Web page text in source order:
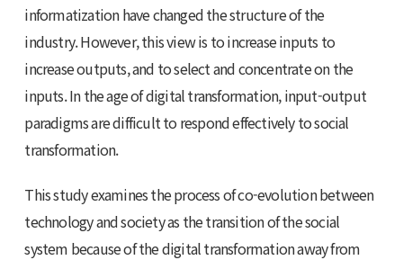
informatization have changed the structure of the
industry. However, this view is to increase inputs to
increase outputs, and to select and concentrate on the
inputs. In the age of digital transformation, input-output
paradigms are difficult to respond effectively to social
transformation.
This study examines the process of co-evolution between
technology and society as the transition of the social
system because of the digital transformation away from